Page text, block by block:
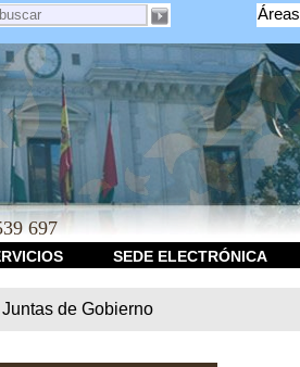
Áreas
697
SEDE ELECTRÓNICA
de Gobierno